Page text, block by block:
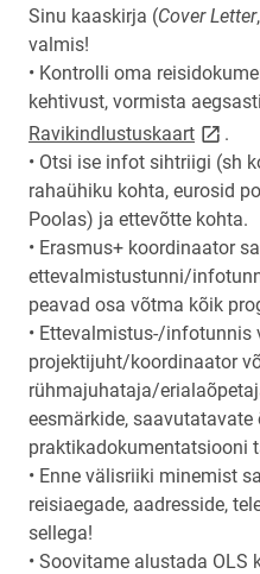
Sinu kaaskirja (Cover Letter
valmis!
• Kontrolli oma
kehtivust, vormista aegsasti
Ravikindlustuskaartlink .
• Otsi ise infot sihtriigi (sh
rahaühiku kohta, eurosid
Poolas) ja ettevõtte kohta.
• Erasmus+ koordinaator
ettevalmistustunni/
peavad osa võtma kõik
• Ettevalmistus-/infotunnis
projektijuht/koordinaator
rühmajuhataja/
eesmärkide,
praktikadokumentatsiooni
• Enne välisriiki minemist
reisiaegade, aadresside,
sellega!
• Soovitame alustada OLS